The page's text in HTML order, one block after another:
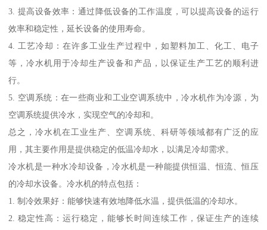
3. 提高设备效率：通过降低设备的工作温度，可以提高设备的运行
效率和稳定性，延长设备的使用寿命。
4. 工艺冷却：在许多工业生产过程中，如塑料加工、化工、电子
等，冷水机用于冷却生产设备和产品，以保证生产工艺的顺利进
行。
5. 空调系统：在一些商业和工业空调系统中，冷水机作为冷源，为
空调系统提供冷水，实现空气的冷却和。
总之，冷水机在工业生产、空调系统、科研等领域都有广泛的应
用，其主要作用是提供稳定的低温冷却水，以满足冷却需求。
冷水机是一种水冷却设备，冷水机是一种能提供恒温、恒流、恒压
的冷却水设备。冷水机的特点包括：
1. 制冷效果好：能够快速有效地降低水温，提供低温的冷却水。
2. 稳定性高：运行稳定，能够长时间连续工作，保证生产的连续